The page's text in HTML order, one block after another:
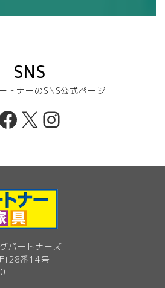
SNS
トナーのSNS公式ページ
X Instagram
パートナーズ
28番14号